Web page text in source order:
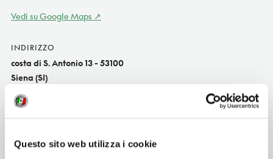
Questo sito web utilizza i cookie
Vedi su Google Maps
INDIRIZZO
costa di S. Antonio 13 - 53100
Siena (SI)
Toscana IT